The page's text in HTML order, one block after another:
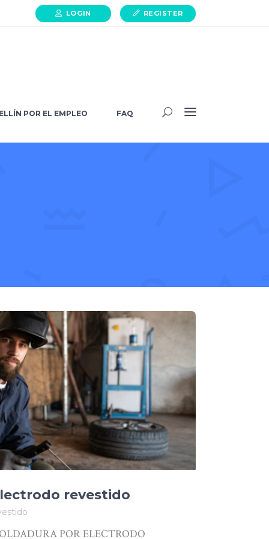
LOGIN REGISTER
POR EL EMPLEO FAQ
HELLÍN POR EL EMPLEO
revestido
POR ELECTRODO